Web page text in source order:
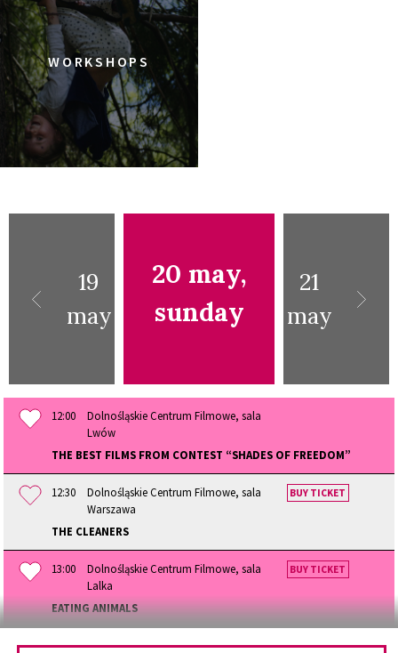
WORKSHOPS
19
may
20 may,
sunday
21
may
12:00
Dolnośląskie Centrum Filmowe, sala
Lwów
THE BEST FILMS FROM CONTEST “SHADES OF FREEDOM”
12:30
Dolnośląskie Centrum Filmowe, sala
Warszawa
THE CLEANERS
BUY TICKET
13:00
Dolnośląskie Centrum Filmowe, sala
Lalka
EATING ANIMALS
BUY TICKET
13:30
Dolnośląskie Centrum Filmowe, sala
BUY TICKET